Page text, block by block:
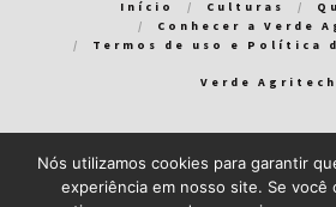
Início Culturas
Conhecer a Verde
Termos de uso e Política
Verde Agritech
Bem-vindo ao Verde Blog! Para que a
blog seja a melhor possível, utilizamos
Nós utilizamos cookies para garantir
experiência em nosso site. Se você